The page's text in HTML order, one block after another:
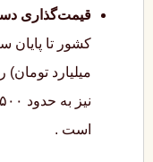
قیمت‌گذاری
میلیارد
است .